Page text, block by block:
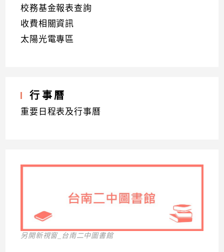
校務基金報表查詢
收費相關資訊
太陽光電專區
行事曆
重要日程表及行事曆
另開新視窗_台南二中圖書館